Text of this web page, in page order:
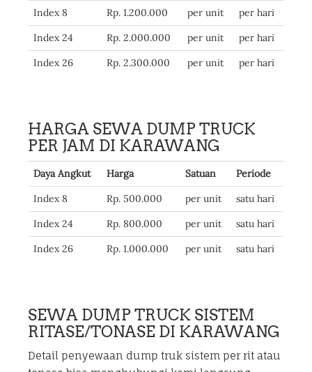
Index 8
Rp. 1.200.000 per unit
per hari
Index 24
Rp. 2.000.000 per unit
per hari
Index 26
Rp. 2.300.000 per unit per hari
HARGA SEWA DUMP TRUCK
PER JAM DI KARAWANG
Daya Angkut Harga Satuan
Periode
Index 8
Rp. 500.000 per unit
satu hari
Index 24
Rp. 800.000 per unit
satu hari
Index 26
Rp. 1.000.000 per unit satu hari
SEWA DUMP TRUCK SISTEM
RITASE/TONASE DI KARAWANG
Detail penyewaan dump truk sistem per rit atau